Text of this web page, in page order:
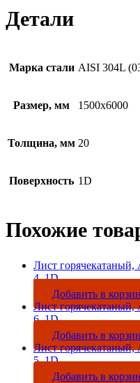
Детали
Марка стали AISI 304L
Размер, мм 1500х6000
Толщина, мм 20
Поверхность 1D
Похожие
Лист
4, 1D
Добавить в
Лист
6, 1D
Добавить в
Лист
5, 1D
Добавить в